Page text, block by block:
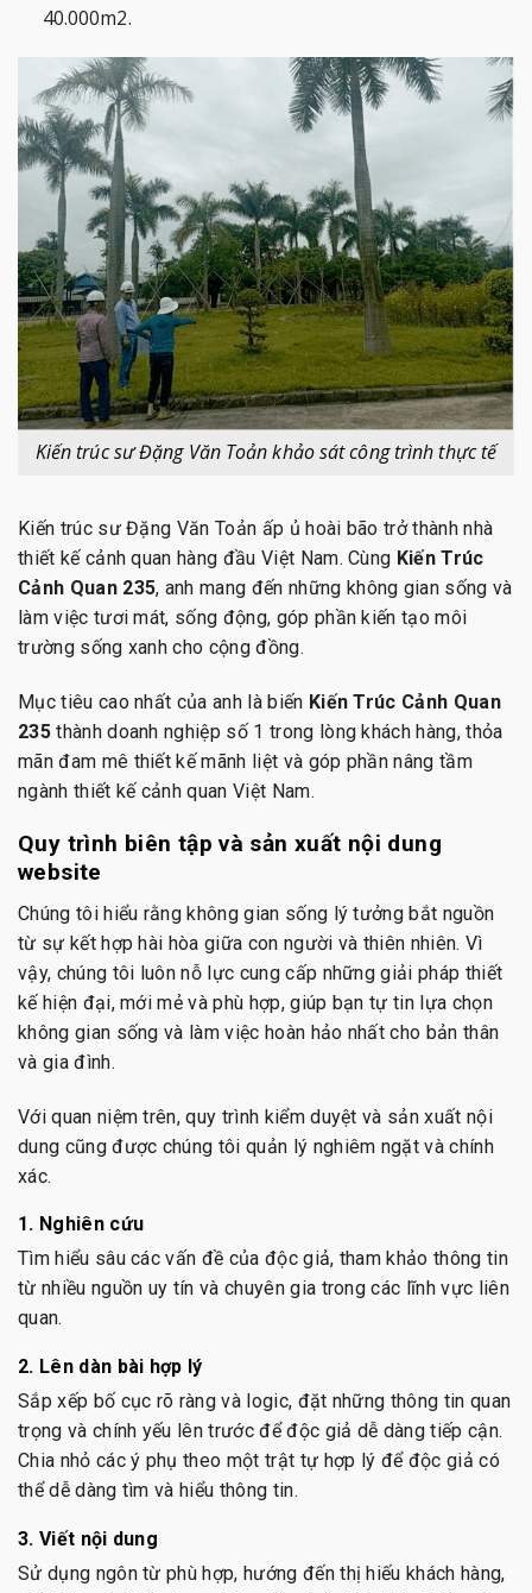
40.000m2.
Kiến trúc sư Đặng Văn Toản khảo sát công trình thực tế
Kiến trúc sư Đặng Văn Toản ấp ủ hoài bão trở thành nhà
thiết kế cảnh quan hàng đầu Việt Nam. Cùng Kiến Trúc
Cảnh Quan 235, anh mang đến những không gian sống và
làm việc tươi mát, sống động, góp phần kiến tạo môi
trường sống xanh cho cộng đồng.
Mục tiêu cao nhất của anh là biến Kiến Trúc Cảnh Quan
235thành doanh nghiệp số 1 trong lòng khách hàng, thỏa
mãn đam mê thiết kế mãnh liệt và góp phần nâng tầm
ngành thiết kế cảnh quan Việt Nam.
Quy trình biên tập và sản xuất nội dung
website
Chúng tôi hiểu rằng không gian sống lý tưởng bắt nguồn
từ sự kết hợp hài hòa giữa con người và thiên nhiên. Vì
vậy, chúng tôi luôn nỗ lực cung cấp những giải pháp thiết
kế hiện đại, mới mẻ và phù hợp, giúp bạn tự tin lựa chọn
không gian sống và làm việc hoàn hảo nhất cho bản thân
và gia đình.
Với quan niệm trên, quy trình kiểm duyệt và sản xuất nội
dung cũng được chúng tôi quản lý nghiêm ngặt và chính
xác.
1. Nghiên cứu
Tìm hiểu sâu các vấn đề của độc giả, tham khảo thông tin
từ nhiều nguồn uy tín và chuyên gia trong các lĩnh vực liên
quan.
2. Lên dàn bài hợp lý
Sắp xếp bố cục rõ ràng và logic, đặt những thông tin quan
trọng và chính yếu lên trước để độc giả dễ dàng tiếp cận.
Chia nhỏ các ý phụ theo một trật tự hợp lý để độc giả có
thể dễ dàng tìm và hiểu thông tin.
3. Viết nội dung
Sử dụng ngôn từ phù hợp, hướng đến thị hiếu khách hàng,